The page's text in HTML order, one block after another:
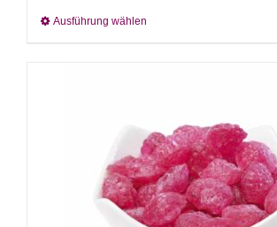
Ausführung wählen
Varianten
auf.
Die
Optionen